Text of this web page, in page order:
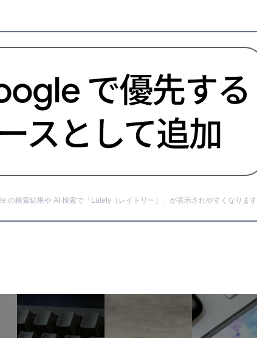
の検索結果や AI 検索で「Lately（レイトリー）」が表示されやすくなります